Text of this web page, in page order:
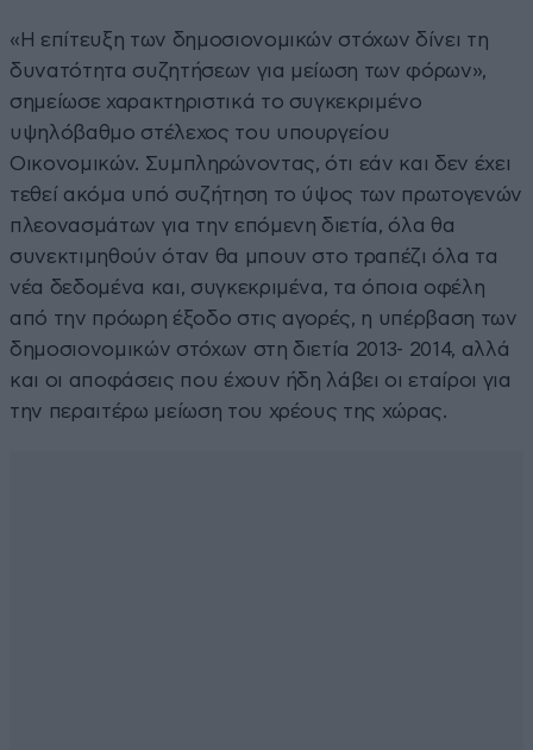
«Η επίτευξη των δημοσιονομικών στόχων δίνει τη
δυνατότητα συζητήσεων για μείωση των φόρων»,
σημείωσε χαρακτηριστικά το συγκεκριμένο
υψηλόβαθμο στέλεχος του υπουργείου
Οικονομικών. Συμπληρώνοντας, ότι εάν και δεν έχει
τεθεί ακόμα υπό συζήτηση το ύψος των πρωτογενών
πλεονασμάτων για την επόμενη διετία, όλα θα
συνεκτιμηθούν όταν θα μπουν στο τραπέζι όλα τα
νέα δεδομένα και, συγκεκριμένα, τα όποια οφέλη
από την πρόωρη έξοδο στις αγορές, η υπέρβαση των
δημοσιονομικών στόχων στη διετία 2013- 2014, αλλά
και οι αποφάσεις που έχουν ήδη λάβει οι εταίροι για
την περαιτέρω μείωση του χρέους της χώρας.